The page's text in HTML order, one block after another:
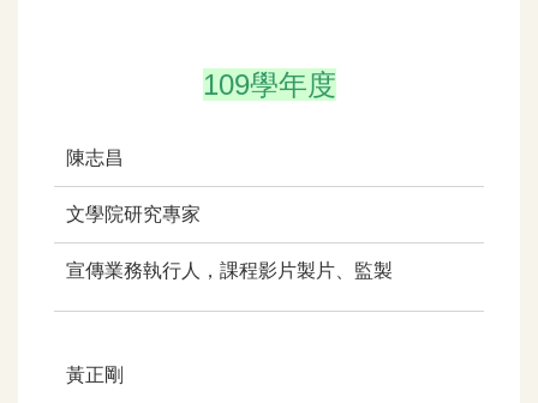
109學年度
陳志昌
文學院研究專家
宣傳業務執行人， 課程影片製片、監製
黃正剛